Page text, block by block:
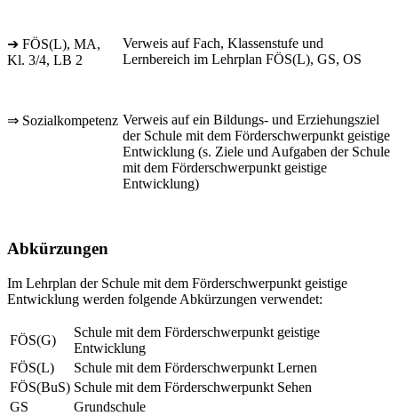
➔ FÖS(L), MA,
Kl. 3/4, LB 2
Verweis auf Fach, Klassenstufe und
Lernbereich im Lehrplan FÖS(L), GS, OS
⇒ Sozialkompetenz Verweis auf ein Bildungs- und Erziehungsziel
der Schule mit dem Förderschwerpunkt geistige
Entwicklung (s. Ziele und Aufgaben der Schule
mit dem Förderschwerpunkt geistige
Entwicklung)
Abkürzungen
Im Lehrplan der Schule mit dem Förderschwerpunkt geistige
Entwicklung werden folgende Abkürzungen verwendet:
FÖS(G)
Schule mit dem Förderschwerpunkt geistige
Entwicklung
FÖS(L)
Schule mit dem Förderschwerpunkt Lernen
FÖS(BuS) Schule mit dem Förderschwerpunkt Sehen
GS
Grundschule